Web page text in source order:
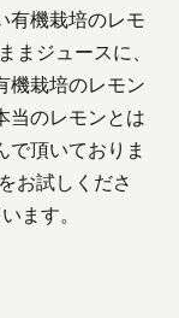
有機栽培のレモ
まジュースに、
機栽培のレモン
当のレモンとは
で頂いておりま
お試しくださ
ます。